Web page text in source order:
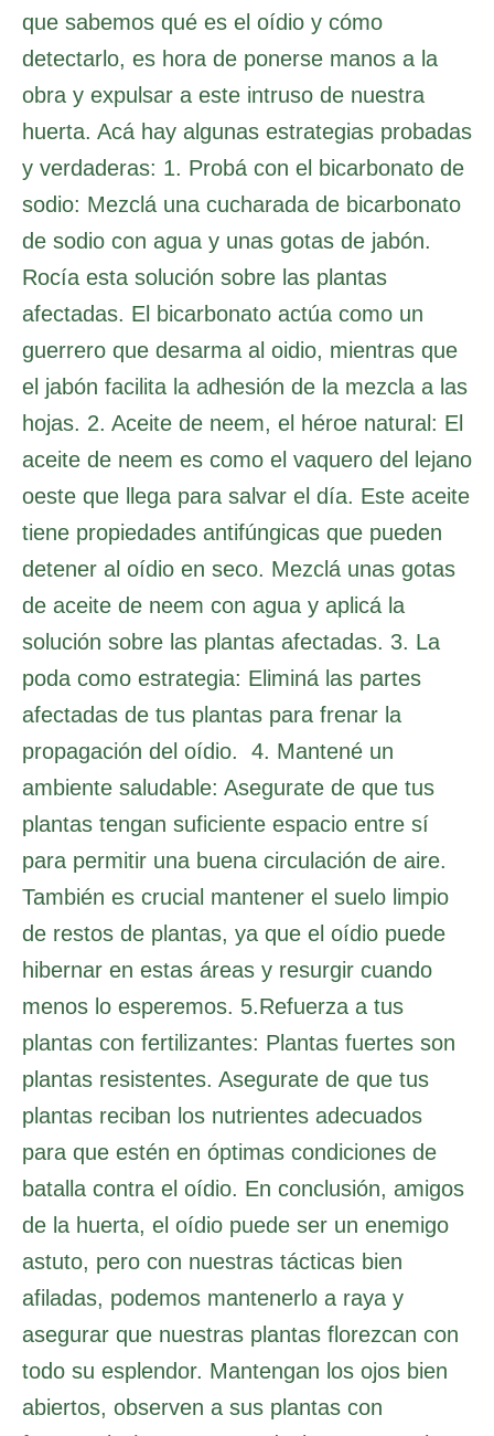
que sabemos qué es el oídio y cómo
detectarlo, es hora de ponerse manos a la
obra y expulsar a este intruso de nuestra
huerta. Acá hay algunas estrategias probadas
y verdaderas: 1. Probá con el bicarbonato de
sodio: Mezclá una cucharada de bicarbonato
de sodio con agua y unas gotas de jabón.
Rocía esta solución sobre las plantas
afectadas. El bicarbonato actúa como un
guerrero que desarma al oidio, mientras que
el jabón facilita la adhesión de la mezcla a las
hojas. 2. Aceite de neem, el héroe natural: El
aceite de neem es como el vaquero del lejano
oeste que llega para salvar el día. Este aceite
tiene propiedades antifúngicas que pueden
detener al oídio en seco. Mezclá unas gotas
de aceite de neem con agua y aplicá la
solución sobre las plantas afectadas. 3. La
poda como estrategia: Eliminá las partes
afectadas de tus plantas para frenar la
propagación del oídio. 4. Mantené un
ambiente saludable: Asegurate de que tus
plantas tengan suficiente espacio entre sí
para permitir una buena circulación de aire.
También es crucial mantener el suelo limpio
de restos de plantas, ya que el oídio puede
hibernar en estas áreas y resurgir cuando
menos lo esperemos. 5.Refuerza a tus
plantas con fertilizantes: Plantas fuertes son
plantas resistentes. Asegurate de que tus
plantas reciban los nutrientes adecuados
para que estén en óptimas condiciones de
batalla contra el oídio. En conclusión, amigos
de la huerta, el oídio puede ser un enemigo
astuto, pero con nuestras tácticas bien
afiladas, podemos mantenerlo a raya y
asegurar que nuestras plantas florezcan con
todo su esplendor. Mantengan los ojos bien
abiertos, observen a sus plantas con